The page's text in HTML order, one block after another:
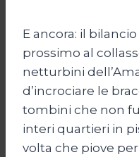
E ancora: il
prossimo al
netturbini
d’incrociare le
tombini che non
interi quartieri in
volta che piove